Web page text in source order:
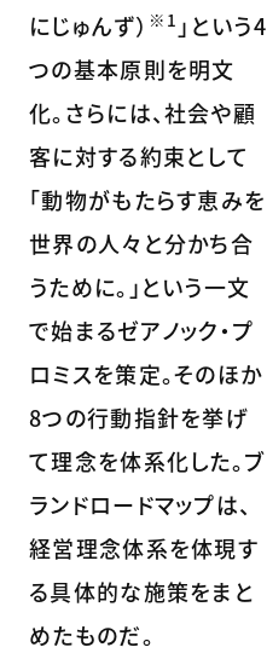
にじゅんず） ※1 」という4
つの基本原則を明文
化。さらには、社会や顧
客に対する約束として
「動物がもたらす恵みを
世界の人々と分かち合
うために。」という一文
で始まるゼアノック・プ
ロミスを策定。そのほか
8つの行動指針を挙げ
て理念を体系化した。ブ
ランドロードマップは、
経営理念体系を体現す
る具体的な施策をまと
めたものだ。